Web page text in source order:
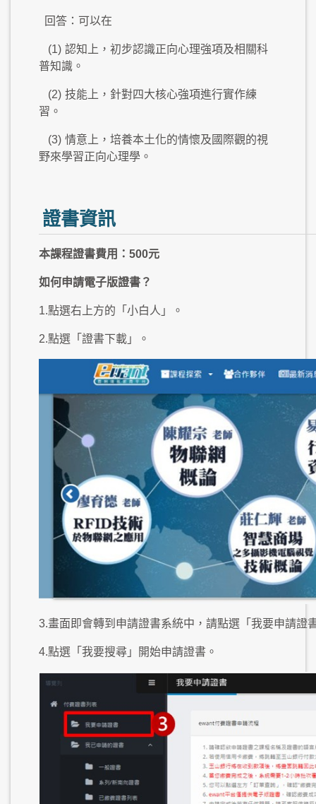
回答：可以在
(1) 認知上，初步認識正向心理強項及相關科
普知識。
(2) 技能上，針對四大核心強項進行實作練
習。
(3) 情意上，培養本土化的情懷及國際觀的視
野來學習正向心理學。
證書資訊
本課程證書費用：500元
如何申請電子版證書？
1.點選右上方的「小白人」。
2.點選「證書下載」。
3.畫面即會轉到申請證書系統中，請點選「我要申請證
4.點選「我要搜尋」開始申請證書。